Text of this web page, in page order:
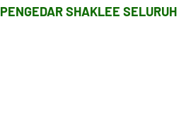
PENGEDAR SHAKLEE SELURUH